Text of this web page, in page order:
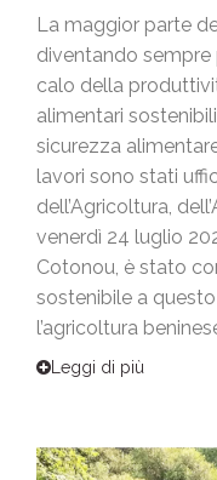
La maggior parte
diventando
calo della
alimentari
sicurezza
lavori sono stati
dell’Agricoltura,
venerdì 24 luglio
Cotonou, è stato
sostenibile a
l’agricoltura
Leggi di più